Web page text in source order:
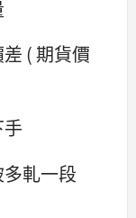
( 期貨價
軋一段